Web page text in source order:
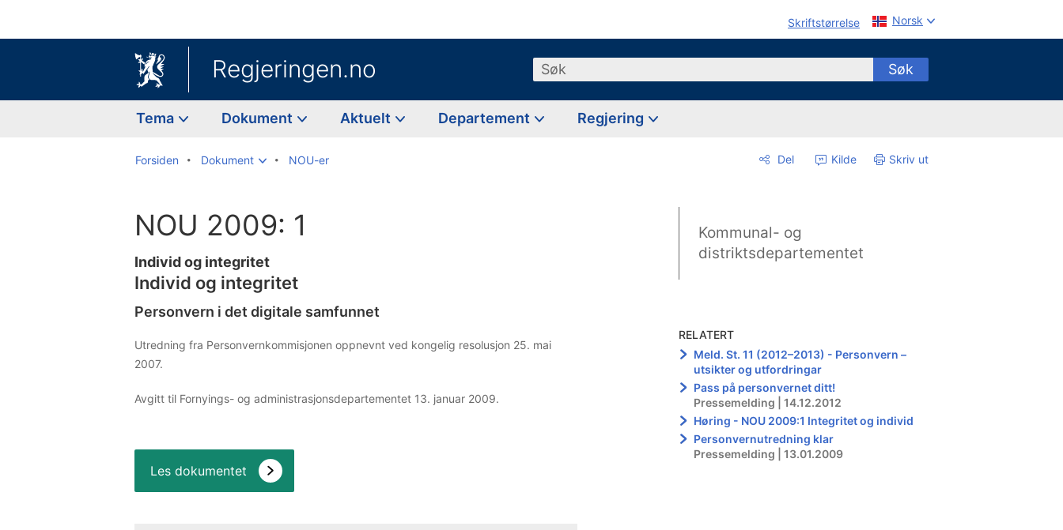
Skriftstørrelse Norsk
Regjeringen.no Søk Søk
Tema Dokument Aktuelt Departement Regjering
Forsiden Dokument NOU-er Del Kilde Skriv ut
NOU 2009: 1
Individ og integritet
Individ og integritet
Personvern i det digitale samfunnet
Utredning fra Personvernkommisjonen oppnevnt ved kongelig resolusjon 25. mai
2007.
Avgitt til Fornyings- og administrasjonsdepartementet 13. januar 2009.
Les dokumentet
Kommunal- og
distriktsdepartementet
RELATERT
Meld. St. 11 (2012–2013) - Personvern –
utsikter og utfordringar
Pass på personvernet ditt!
Pressemelding | 14.12.2012
Høring - NOU 2009:1 Integritet og individ
Personvernutredning klar
Pressemelding | 13.01.2009